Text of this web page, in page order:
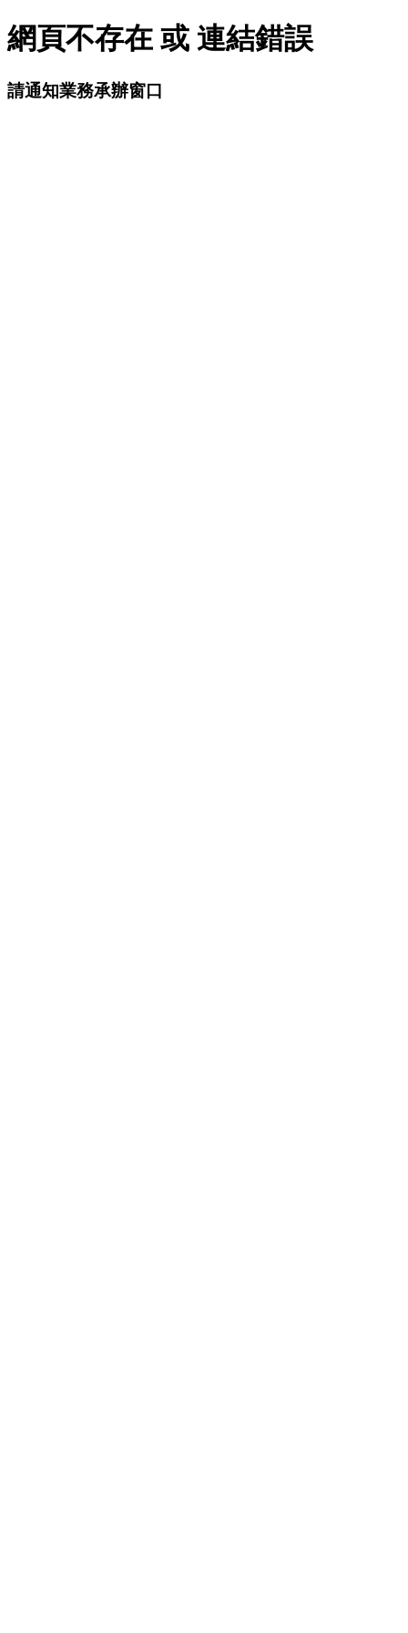
網頁不存在 或 連結錯誤
請通知業務承辦窗口